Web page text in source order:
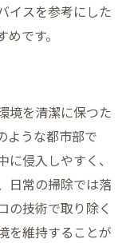
イスを参考にした
です。
境を清潔に保つた
ような都市部で
侵入しやすく、
日常の掃除では落
の技術で取り除く
を維持することが